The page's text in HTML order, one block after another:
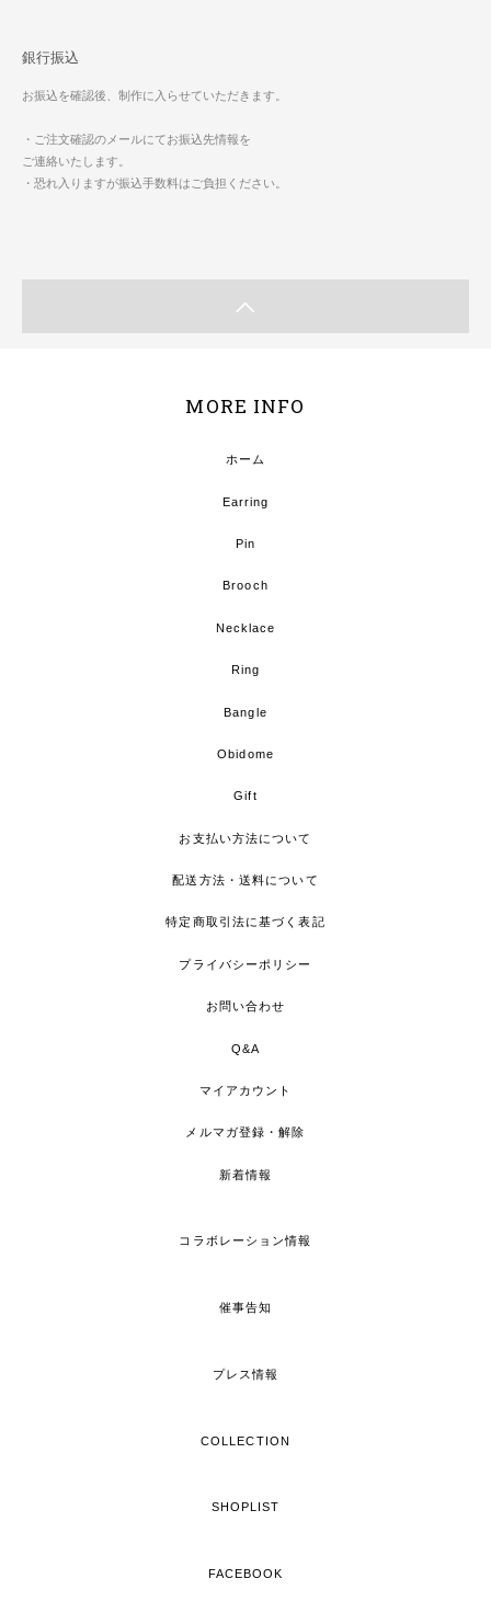
銀行振込
お振込を確認後、制作に入らせていただきます。
・ご注文確認のメールにてお振込先情報を
ご連絡いたします。
・恐れ入りますが振込手数料はご負担ください。
MORE INFO
ホーム
Earring
Pin
Brooch
Necklace
Ring
Bangle
Obidome
Gift
お支払い方法について
配送方法・送料について
特定商取引法に基づく表記
プライバシーポリシー
お問い合わせ
Q&A
マイアカウント
メルマガ登録・解除
新着情報
コラボレーション情報
催事告知
プレス情報
COLLECTION
SHOPLIST
FACEBOOK